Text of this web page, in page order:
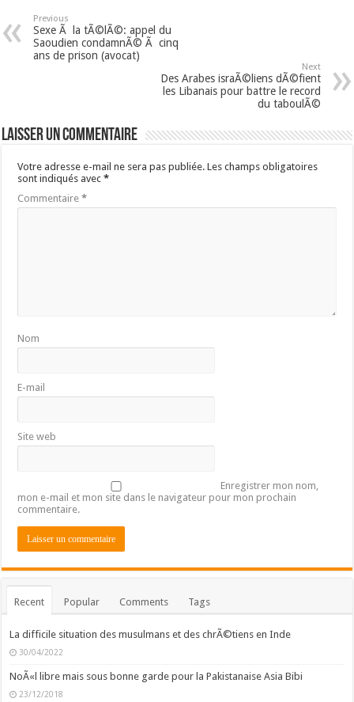
Previous
Sexe Ã la tÃ©lÃ©: appel du
Saoudien condamnÃ© Ã cinq
ans de prison (avocat)
Next
Des Arabes israÃ©liens dÃ©fient
les Libanais pour battre le record
du taboulÃ©
Laisser un commentaire
Votre adresse e-mail ne sera pas publiée. Les champs obligatoires
sont indiqués avec*
Commentaire*
Nom
E-mail
Site web
Enregistrer mon nom,
mon e-mail et mon site dans le navigateur pour mon prochain
commentaire.
Recent Popular Comments Tags
La difficile situation des musulmans et des chrÃ©tiens en Inde
30/04/2022
NoÃ«l libre mais sous bonne garde pour la Pakistanaise Asia Bibi
23/12/2018